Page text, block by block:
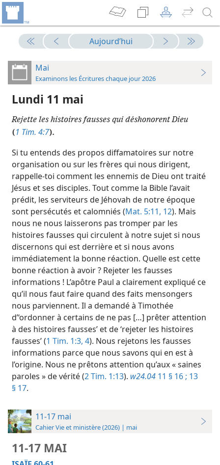
Aujourd’hui
Mai
Examinons les Écritures chaque jour 2026
Lundi 11 mai
Rejette les histoires fausses qui déshonorent Dieu
(1 Tim. 4:7).
Si tu entends des propos diffamatoires sur notre
organisation ou sur les frères qui nous dirigent,
rappelle-toi comment les ennemis de Dieu ont traité
Jésus et ses disciples. Tout comme la Bible l’avait
prédit, les serviteurs de Jéhovah de notre époque
sont persécutés et calomniés (Mat. 5:11, 12). Mais
nous ne nous laisserons pas tromper par les
histoires fausses qui circulent à notre sujet si nous
discernons qui est derrière et si nous avons
immédiatement la bonne réaction. Quelle est cette
bonne réaction à avoir ? Rejeter les fausses
informations ! L’apôtre Paul a clairement expliqué ce
qu’il nous faut faire quand des faits mensongers
nous parviennent. Il a demandé à Timothée
d’‘ordonner à certains de ne pas […] prêter attention
à des histoires fausses’ et de ‘rejeter les histoires
fausses’ (1 Tim. 1:3, 4). Nous rejetons les fausses
informations parce que nous savons qui en est à
l’origine. Nous ne prêtons attention qu’aux « saines
paroles » de vérité (2 Tim. 1:13). w24.04 11 § 16 ; 13
§ 17.
11-17 mai
Cahier Vie et ministère (2026) | mai
11-17 MAI